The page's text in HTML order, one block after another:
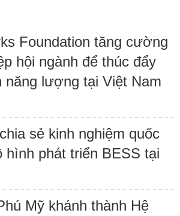
Foundation tăng cường
hội ngành để thúc đẩy
năng lượng tại Việt Nam
sẻ kinh nghiệm quốc
hình phát triển BESS tại
Mỹ khánh thành Hệ